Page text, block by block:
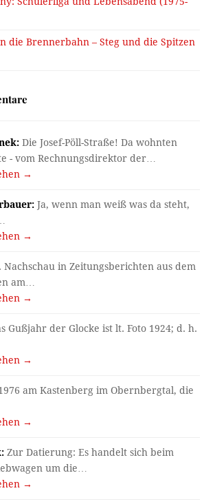
die Brennerbahn – Steg und die Spitzen
Die Josef-Pöll-Straße! Da wohnten
- vom Rechnungsdirektor der…
→
Ja, wenn man weiß was da steht,
→
Nachschau in Zeitungsberichten aus dem
am…
→
Gußjahr der Glocke ist lt. Foto 1924; d. h.
→
am Kastenberg im Obernbergtal, die
→
Zur Datierung: Es handelt sich beim
um die…
→